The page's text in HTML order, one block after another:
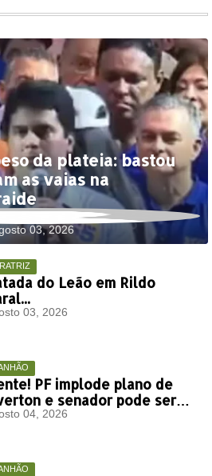
da plateia: bastou
as vaias na
03, 2026
do Leão em Rildo
03, 2026
PF implode plano de
e senador pode ser
da chapa de Orleans
04, 2026